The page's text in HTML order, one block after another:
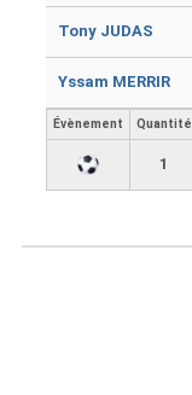
Tony JUDAS
Yssam MERRIR
Évènement Quantité
1